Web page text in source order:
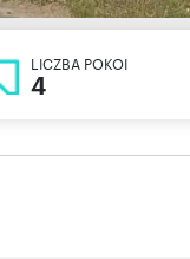
LICZBA POKOI
4